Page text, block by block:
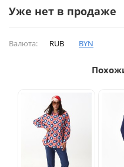
Уже нет в продаже
Валюта: RUB BYN